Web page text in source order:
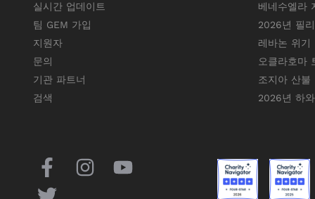
실시간 업데이트
팀 GEM 가입
지원자
문의
기관 파트너
검색
베네수엘라
2026년 필
레바논 위기
오클라호마
조지아 산불
2026년 하